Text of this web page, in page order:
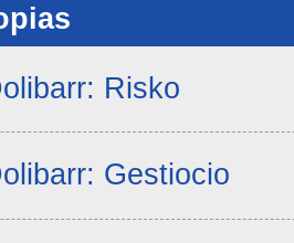
Risko
Gestiocio